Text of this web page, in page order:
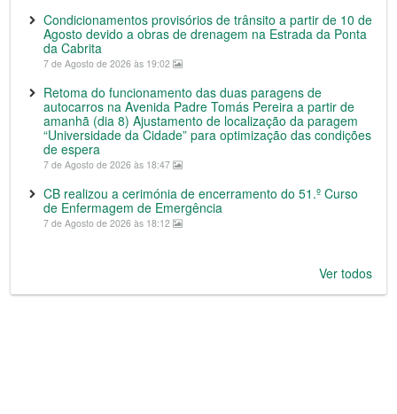
Condicionamentos provisórios de trânsito a partir de 10 de
Agosto devido a obras de drenagem na Estrada da Ponta
da Cabrita
7 de Agosto de 2026 às 19:02
Retoma do funcionamento das duas paragens de
autocarros na Avenida Padre Tomás Pereira a partir de
amanhã (dia 8) Ajustamento de localização da paragem
“Universidade da Cidade” para optimização das condições
de espera
7 de Agosto de 2026 às 18:47
CB realizou a cerimónia de encerramento do 51.º Curso
de Enfermagem de Emergência
7 de Agosto de 2026 às 18:12
Ver todos